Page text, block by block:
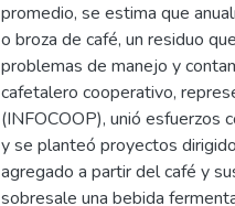
promedio, se estima que
o broza de café, un residuo
problemas de manejo y
cafetalero coope­rativo,
(INFOCOOP), unió esfuerzos
y se planteó proyectos
agregado a partir del café y
sobresale una bebida